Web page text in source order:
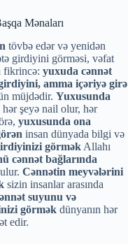
Mənaları
tövbə edər və yenidən
girdiyini görməsi, vəfat
fikrincə: yuxuda cənnət
amma içəriyə girə
müjdədir. Yuxusunda
şeyə nail olur, hər
yuxusunda ona
insan dünyada bilgi və
görmək Allahı
cənnət bağlarında
Cənnətin meyvələrini
sizin insanlar arasında
suyunu və
görmək dünyanın hər
edir.